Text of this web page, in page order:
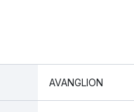
AVANGLION